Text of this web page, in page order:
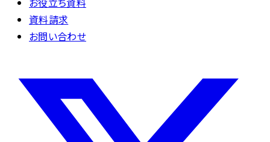
資料請求
お問い合わせ